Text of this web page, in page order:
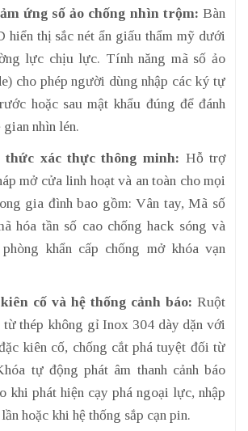
ứng số ảo chống nhìn trộm: Bàn
hiển thị sắc nét ẩn giấu thẩm mỹ dưới
lực chịu lực. Tính năng mã số ảo
cho phép người dùng nhập các ký tự
hoặc sau mật khẩu đúng để đánh
nhìn lén.
xác thực thông minh: Hỗ trợ
mở cửa linh hoạt và an toàn cho mọi
gia đình bao gồm: Vân tay, Mã số
hóa tần số cao chống hack sóng và
khẩn cấp chống mở khóa vạn
cố và hệ thống cảnh báo: Ruột
từ thép không gỉ Inox 304 dày dặn với
kiên cố, chống cắt phá tuyệt đối từ
tự động phát âm thanh cảnh báo
khi phát hiện cạy phá ngoại lực, nhập
hoặc khi hệ thống sắp cạn pin.